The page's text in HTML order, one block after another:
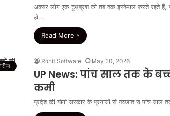
अक्सर लोग एक टूथब्रश को तब तक इस्तेमाल करते रहते हैं,
हो…
Read More »
Rohit Software May 30, 2026
UP News: पांच साल तक के
कमी
प्रदेश की योगी सरकार के प्रयासों से नवजात से पांच साल